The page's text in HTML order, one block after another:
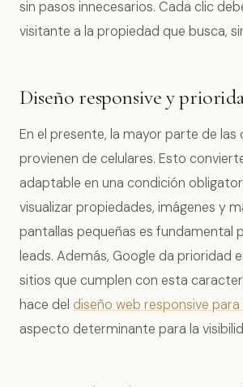
sin pasos innecesarios. Cada clic
visitante a la propiedad que busca,
Diseño responsive y
En el presente, la mayor parte de las
provienen de celulares. Esto
adaptable en una condición
visualizar propiedades, imágenes y
pantallas pequeñas es fundamental
leads. Además, Google da prioridad
sitios que cumplen con esta
hace del diseño web responsive para
aspecto determinante para la